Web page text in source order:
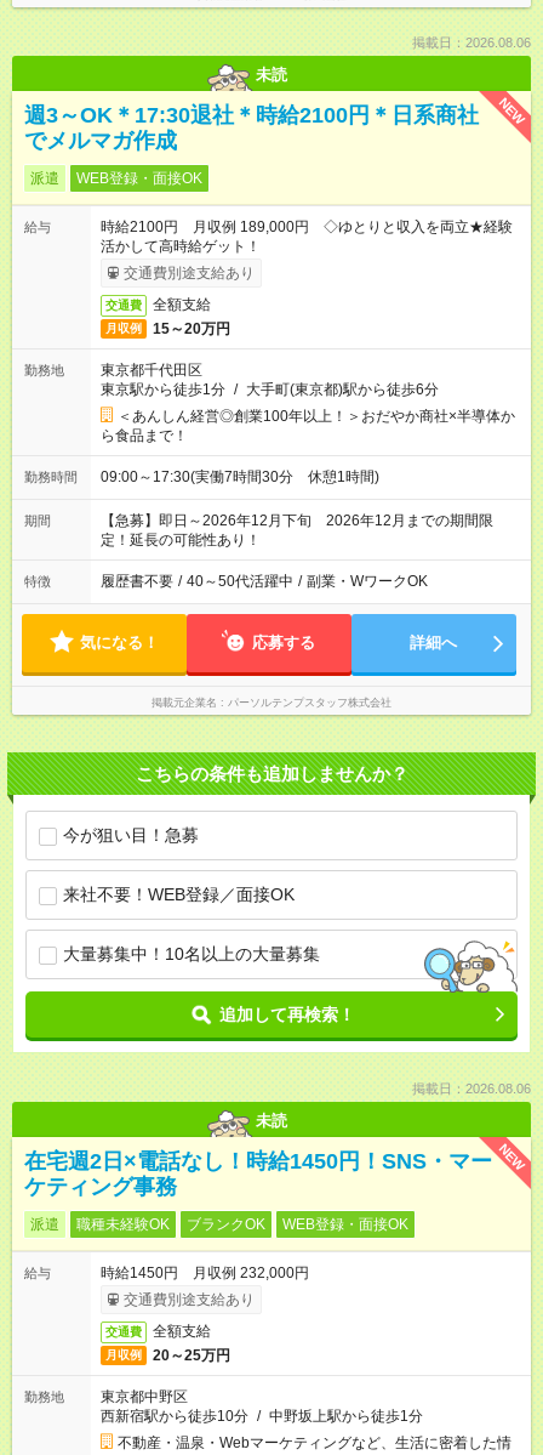
掲載日：2026.08.06
未読
NEW
週3～OK＊17:30退社＊時給2100円＊日系商社
でメルマガ作成
派遣 WEB登録・面接OK
給与
時給2100円 月収例 189,000円 ◇ゆとりと収入を両立★経験
活かして高時給ゲット！
交通費別途支給あり
交通費 全額支給
月収例 15～20万円
勤務地
東京都千代田区
東京駅から徒歩1分 / 大手町(東京都)駅から徒歩6分
＜あんしん経営◎創業100年以上！＞おだやか商社×半導体か
ら食品まで！
勤務時間 09:00～17:30(実働7時間30分 休憩1時間)
期間
【急募】即日～2026年12月下旬 2026年12月までの期間限
定！延長の可能性あり！
特徴 履歴書不要 / 40～50代活躍中 / 副業・WワークOK
気になる！ 応募する 詳細へ
掲載元企業名 パーソルテンプスタッフ株式会社
こちらの条件も追加しませんか？
今が狙い目！急募
来社不要！WEB登録／面接OK
大量募集中！10名以上の大量募集
追加して再検索！
掲載日：2026.08.06
未読
NEW
在宅週2日×電話なし！時給1450円！SNS・マー
ケティング事務
派遣 職種未経験OK ブランクOK WEB登録・面接OK
給与
時給1450円 月収例 232,000円
交通費別途支給あり
交通費 全額支給
月収例 20～25万円
勤務地
東京都中野区
西新宿駅から徒歩10分 / 中野坂上駅から徒歩1分
不動産・温泉・Webマーケティングなど、生活に密着した情